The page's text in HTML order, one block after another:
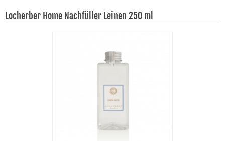
Locherber Home Nachfüller Leinen 250 ml